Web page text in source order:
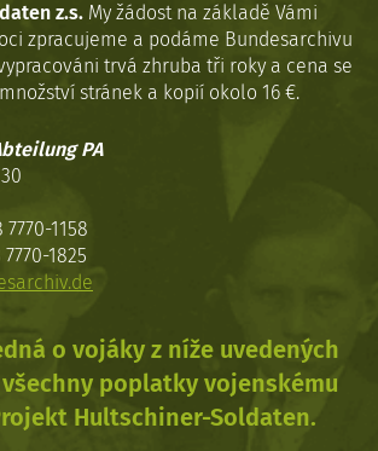
z.s. My žádost na základě Vámi
zpracujeme a podáme Bundesarchivu
trvá zhruba tři roky a cena se
stránek a kopií okolo 16 €.
PA
1158
1825
o vojáky z níže uvedených
poplatky vojenskému
Hultschiner-Soldaten.